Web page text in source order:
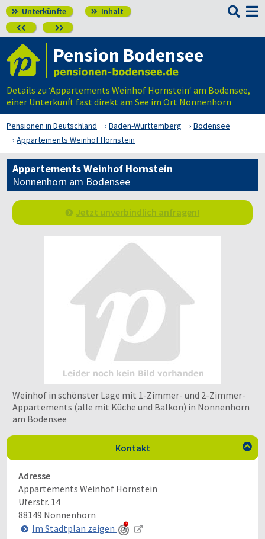
 Unterkünfte  Inhalt
 

Pension Bodensee
Details zu ‘Appartements Weinhof Hornstein‘ am Bodensee,
einer Unterkunft fast direkt am See im Ort Nonnenhorn
Pensionen in Deutschland Baden-Württemberg
Bodensee
Appartements Weinhof Hornstein
Appartements Weinhof Hornstein
Nonnenhorn am Bodensee
Jetzt unverbindlich anfragen!
Weinhof in schönster Lage mit 1-Zimmer- und 2-Zimmer-
Appartements (alle mit Küche und Balkon) in Nonnenhorn
am Bodensee
Kontakt 
Adresse
Appartements Weinhof Hornstein
Uferstr. 14
88149 Nonnenhorn
Im Stadtplan zeigen